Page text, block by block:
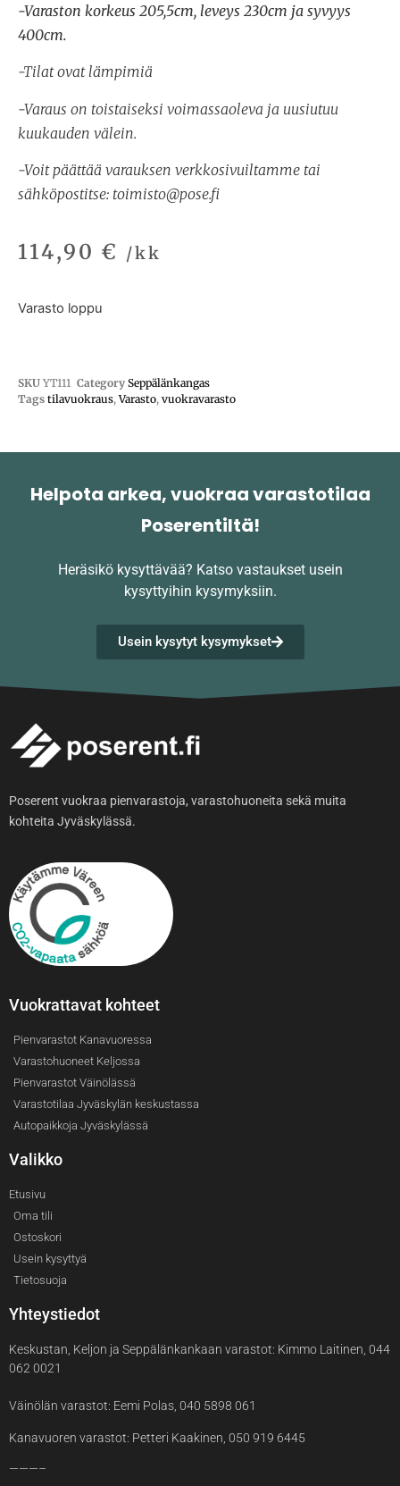
-Varaston korkeus 205,5cm, leveys 230cm ja syvyys
400cm.
-Tilat ovat lämpimiä
-Varaus on toistaiseksi voimassaoleva ja uusiutuu
kuukauden välein.
-Voit päättää varauksen verkkosivuiltamme tai
sähköpostitse: toimisto@pose.fi
114,90 € /kk
Varasto loppu
SKU YT111 Category Seppälänkangas
Tags tilavuokraus,Varasto, vuokravarasto
Helpota arkea, vuokraa varastotilaa
Poserentiltä!
Heräsikö kysyttävää? Katso vastaukset usein
kysyttyihin kysymyksiin.
Usein kysytyt kysymykset
Poserent vuokraa pienvarastoja, varastohuoneita sekä muita
kohteita Jyväskylässä.
Vuokrattavat kohteet
Pienvarastot Kanavuoressa
Varastohuoneet Keljossa
Pienvarastot Väinölässä
Varastotilaa Jyväskylän keskustassa
Autopaikkoja Jyväskylässä
Valikko
Etusivu
Oma tili
Ostoskori
Usein kysyttyä
Tietosuoja
Yhteystiedot
Keskustan, Keljon ja Seppälänkankaan varastot: Kimmo Laitinen, 044
062 0021
Väinölän varastot: Eemi Polas, 040 5898 061
Kanavuoren varastot: Petteri Kaakinen, 050 919 6445
———–